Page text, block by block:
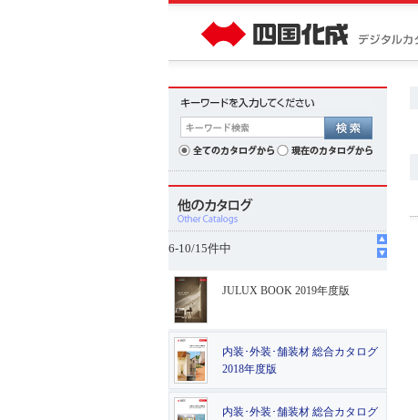
6-10/15件中
JULUX BOOK 2019年度版
内装･外装･舗装材 総合カタログ
2018年度版
内装･外装･舗装材 総合カタログ